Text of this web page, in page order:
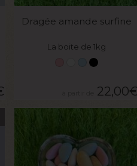
Dragée amande surfine
La boite de 1kg
22,00